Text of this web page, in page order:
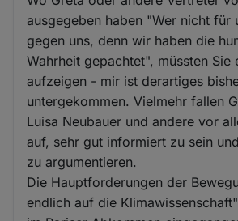
ausgegeben haben "Wer nicht für
gegen uns, denn wir haben die
Wahrheit gepachtet", müssten Sie
aufzeigen - mir ist derartiges
untergekommen. Vielmehr fallen
Luisa Neubauer und andere vor
auf, sehr gut informiert zu sein
zu argumentieren.
Die Hauptforderungen der
endlich auf die